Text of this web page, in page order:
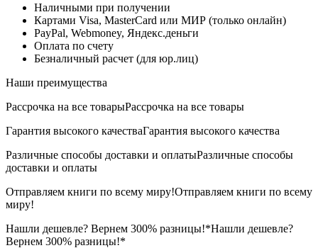
Наличными при получении
Картами Visa, MasterCard или МИР (только онлайн)
PayPal, Webmoney, Яндекс.деньги
Оплата по счету
Безналичный расчет (для юр.лиц)
Наши преимущества
Рассрочка на все товарыРассрочка на все товары
Гарантия высокого качестваГарантия высокого качества
Различные способы доставки и оплатыРазличные способы
доставки и оплаты
Отправляем книги по всему миру!Отправляем книги по всему
миру!
Нашли дешевле? Вернем 300% разницы!*Нашли дешевле?
Вернем 300% разницы!*